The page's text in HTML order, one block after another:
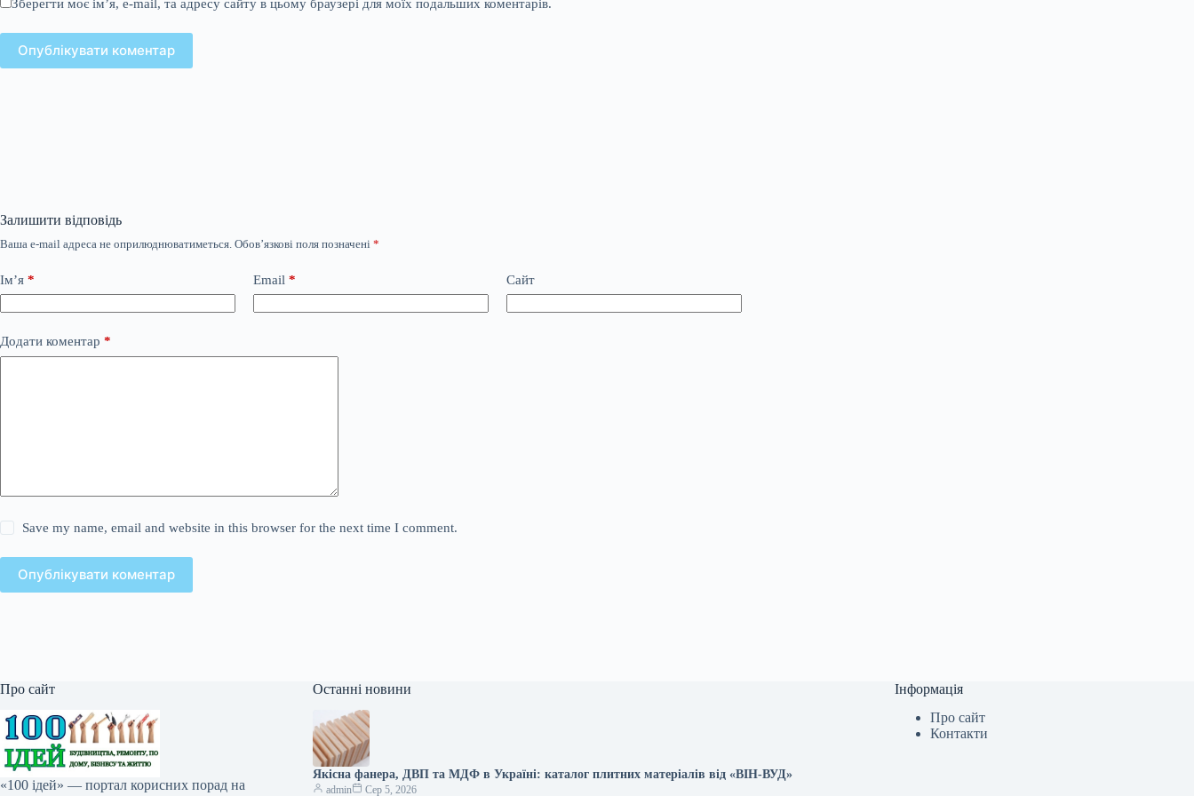
Зберегти моє ім’я, e-mail, та адресу сайту в цьому браузері для моїх подальших коментарів.
Опублікувати коментар
Залишити відповідь
Ваша e-mail адреса не оприлюднюватиметься. Обов’язкові поля позначені *
Ім’я * Email * Сайт
Додати коментар *
Save my name, email and website in this browser for the next time I comment.
Опублікувати коментар
Про сайт
«100 ідей» — портал корисних порад на
Останні новини
Якісна фанера, ДВП та МДФ в Україні: каталог плитних матеріалів від «ВІН-ВУД»
admin Сер 5, 2026
Інформація
Про сайт
Контакти